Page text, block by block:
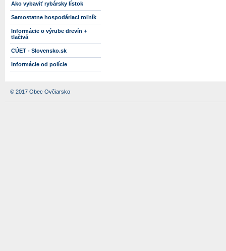
Ako vybaviť rybársky lístok
Samostatne hospodáriaci roľník
Informácie o výrube drevín +
tlačivá
CÚET - Slovensko.sk
Informácie od polície
© 2017 Obec Ovčiarsko